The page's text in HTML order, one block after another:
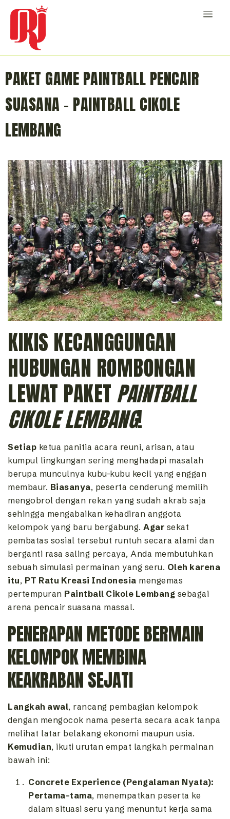
PAKET GAME PAINTBALL PENCAIR
SUASANA – PAINTBALL CIKOLE
LEMBANG
KIKIS KECANGGUNGAN
HUBUNGAN ROMBONGAN
LEWAT PAKET PAINTBALL
CIKOLE LEMBANG!
Setiap ketua panitia acara reuni, arisan, atau
kumpul lingkungan sering menghadapi masalah
berupa munculnya kubu-kubu kecil yang enggan
membaur. Biasanya, peserta cenderung memilih
mengobrol dengan rekan yang sudah akrab saja
sehingga mengabaikan kehadiran anggota
kelompok yang baru bergabung. Agar sekat
pembatas sosial tersebut runtuh secara alami dan
berganti rasa saling percaya, Anda membutuhkan
sebuah simulasi permainan yang seru. Oleh karena
itu, PT Ratu Kreasi Indonesia mengemas
pertempuran Paintball Cikole Lembang sebagai
arena pencair suasana massal.
PENERAPAN METODE BERMAIN
KELOMPOK MEMBINA
KEAKRABAN SEJATI
Langkah awal, rancang pembagian kelompok
dengan mengocok nama peserta secara acak tanpa
melihat latar belakang ekonomi maupun usia.
Kemudian, ikuti urutan empat langkah permainan
bawah ini:
Concrete Experience (Pengalaman Nyata):
Pertama-tama, menempatkan peserta ke
dalam situasi seru yang menuntut kerja sama